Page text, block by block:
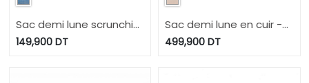
Sac demi lune scrunchie
femme en jeans et cuir
149,900DT
Sac demi lune en cuir -
HLEL
499,900 DT